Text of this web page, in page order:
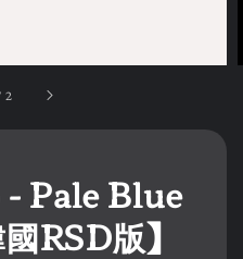
2
Pale Blue
RSD版】